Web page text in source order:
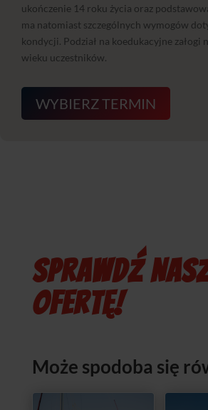
ukończenie 14 roku życia oraz
ma natomiast szczególnych wymogów
kondycji. Podział na koedukacyjne załogi
wieku uczestników.
WYBIERZ TERMIN
SPRAWDŹ
OFERTĘ!
Może spodoba się